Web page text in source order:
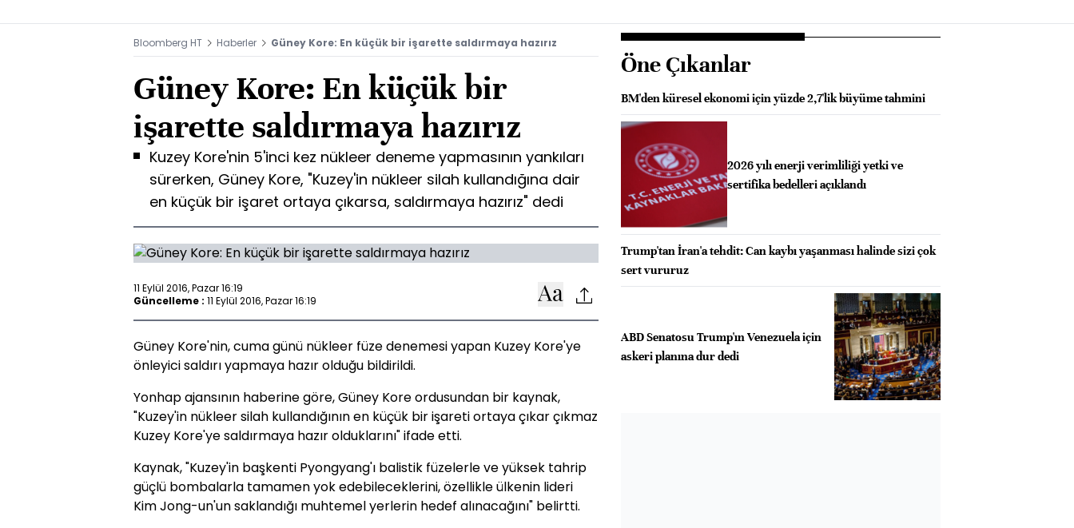
Bloomberg HT Haberler Güney Kore: En küçük bir işarette saldırmaya hazırız
Güney Kore: En küçük bir
işarette saldırmaya hazırız
Kuzey Kore'nin 5'inci kez nükleer deneme yapmasının yankıları
sürerken, Güney Kore, "Kuzey'in nükleer silah kullandığına dair
en küçük bir işaret ortaya çıkarsa, saldırmaya hazırız" dedi
11 Eylül 2016, Pazar 16:19
Güncelleme : 11 Eylül 2016, Pazar 16:19
Güney Kore'nin, cuma günü nükleer füze denemesi yapan Kuzey Kore'ye
önleyici saldırı yapmaya hazır olduğu bildirildi.
Yonhap ajansının haberine göre, Güney Kore ordusundan bir kaynak,
"Kuzey'in nükleer silah kullandığının en küçük bir işareti ortaya çıkar çıkmaz
Kuzey Kore'ye saldırmaya hazır olduklarını" ifade etti.
Kaynak, "Kuzey'in başkenti Pyongyang'ı balistik füzelerle ve yüksek tahrip
güçlü bombalarla tamamen yok edebileceklerini, özellikle ülkenin lideri
Kim Jong-un'un saklandığı muhtemel yerlerin hedef alınacağını" belirtti.
Öne Çıkanlar
BM'den küresel ekonomi için yüzde 2,7'lik büyüme tahmini
2026 yılı enerji verimliliği yetki ve
sertifika bedelleri açıklandı
Trump'tan İran'a tehdit: Can kaybı yaşanması halinde sizi çok
sert vururuz
ABD Senatosu Trump'ın Venezuela için
askeri planına dur dedi